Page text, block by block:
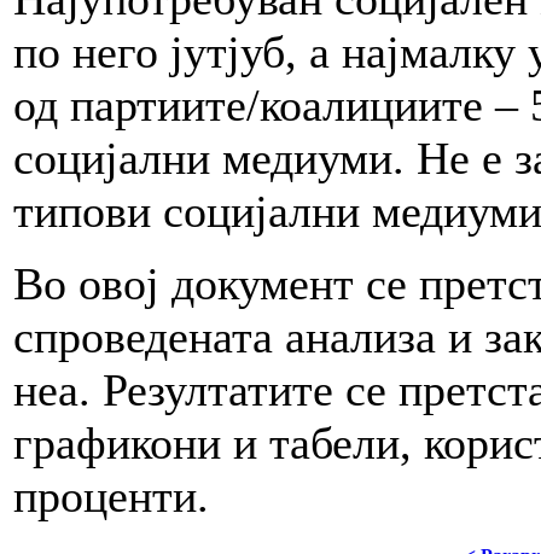
по него јутјуб, a
од партиите/коалициите –
социјални медиуми. Не е
типови социјални
Во овој документ се
спроведената анализа и
неа. Резултатите се
графикони и табели,
проценти.